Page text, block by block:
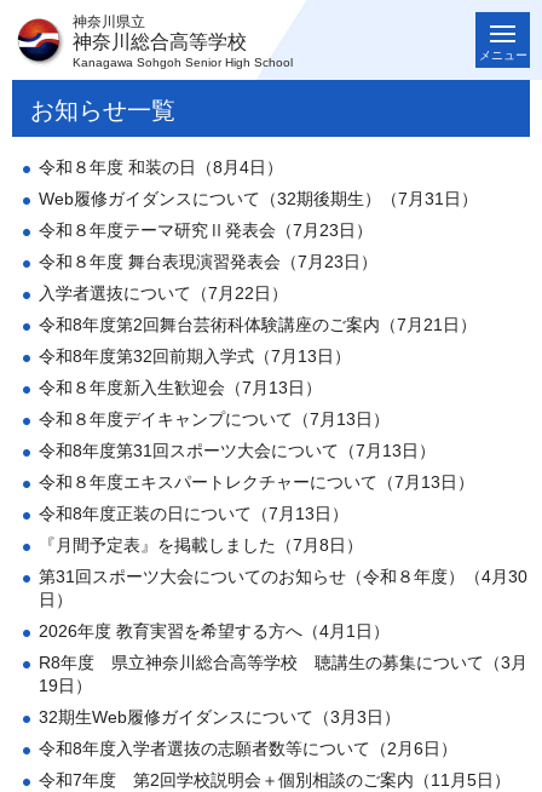
神奈川県立
神奈川総合高等学校
Kanagawa Sohgoh Senior High School
メニュー
お知らせ一覧
令和８年度 和装の日（8月4日）
Web履修ガイダンスについて（32期後期生）（7月31日）
令和８年度テーマ研究Ⅱ発表会（7月23日）
令和８年度 舞台表現演習発表会（7月23日）
入学者選抜について（7月22日）
令和8年度第2回舞台芸術科体験講座のご案内（7月21日）
令和8年度第32回前期入学式（7月13日）
令和８年度新入生歓迎会（7月13日）
令和８年度デイキャンプについて（7月13日）
令和8年度第31回スポーツ大会について（7月13日）
令和８年度エキスパートレクチャーについて（7月13日）
令和8年度正装の日について（7月13日）
『月間予定表』を掲載しました（7月8日）
第31回スポーツ大会についてのお知らせ（令和８年度）（4月30
日）
2026年度 教育実習を希望する方へ（4月1日）
R8年度 県立神奈川総合高等学校 聴講生の募集について（3月
19日）
32期生Web履修ガイダンスについて（3月3日）
令和8年度入学者選抜の志願者数等について（2月6日）
令和7年度 第2回学校説明会＋個別相談のご案内（11月5日）